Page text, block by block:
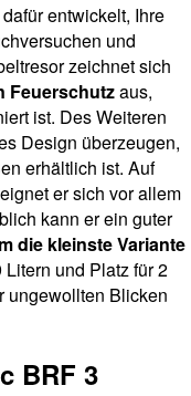
entwickelt, Ihre
und
zeichnet sich
Feuerschutzaus,
ist. Des Weiteren
Design überzeugen,
erhältlich ist. Auf
er sich vor allem
kann er ein guter
die kleinste Variante
und Platz für 2
ungewollten Blicken
BRF 3